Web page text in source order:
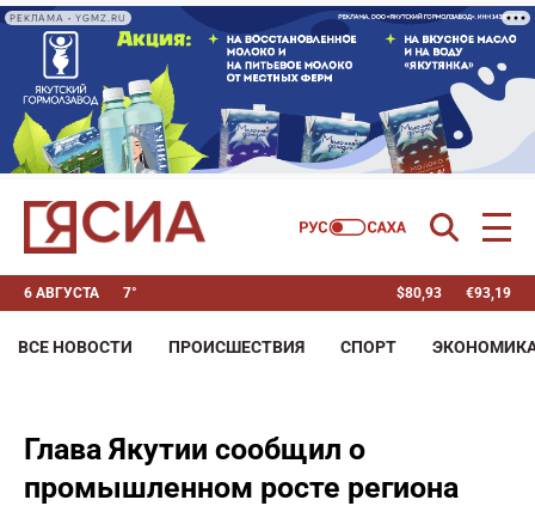
РЕКЛАМА • YGMZ.RU
6 АВГУСТА 7° $80,93 €93,19
ВСЕ НОВОСТИ ПРОИСШЕСТВИЯ СПОРТ
Глава Якутии сообщил о
промышленном росте региона